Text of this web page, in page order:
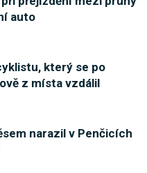
auto
který se po
z místa vzdálil
narazil v Penčicích